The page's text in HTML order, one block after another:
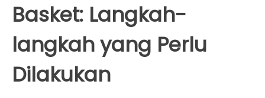
Basket: Langkah-
langkah yang Perlu
Dilakukan